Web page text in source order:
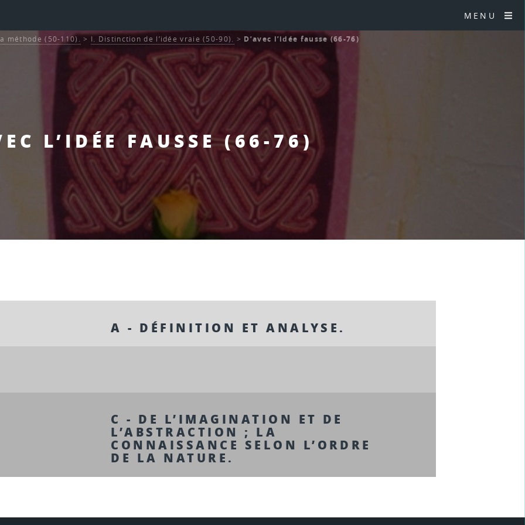
MENU
L’IDÉE FAUSSE (66-76)
méthode (50-110). > I. Distinction de l’idée vraie (50-90). > D’avec l’idée fausse (66-76)
A - DÉFINITION ET ANALYSE.
C - DE L’IMAGINATION ET DE
L’ABSTRACTION ; LA
CONNAISSANCE SELON L’ORDRE
DE LA NATURE.